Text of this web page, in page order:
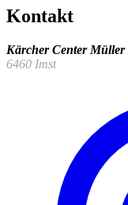
Kontakt
Kärcher Center Müller
6460 Imst